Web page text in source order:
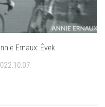
Ernaux: Évek